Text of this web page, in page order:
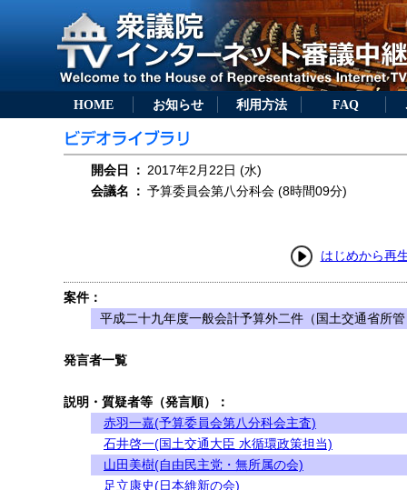
HOME お知らせ 利用方法 FAQ
開会日 ： 2017年2月22日 (水)
会議名
： 予算委員会第八分科会 (8時間09分)
はじめから再
案件：
平成二十九年度一般会計予算外二件（国土交通省所
発言者一覧
説明・質疑者等（発言順）：
赤羽一嘉(予算委員会第八分科会主査)
石井啓一(国土交通大臣 水循環政策担当)
山田美樹(自由民主党・無所属の会)
足立康史(日本維新の会)